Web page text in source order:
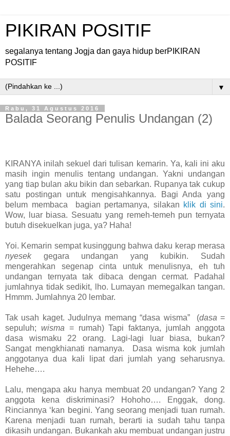
PIKIRAN POSITIF
segalanya tentang Jogja dan gaya hidup berPIKIRAN
POSITIF
▼
Rabu, 31 Agustus 2016
Balada Seorang Penulis Undangan (2)
KIRANYA inilah sekuel dari tulisan kemarin. Ya, kali ini aku
masih ingin menulis tentang undangan. Yakni undangan
yang tiap bulan aku bikin dan sebarkan. Rupanya tak cukup
satu postingan untuk mengisahkannya. Bagi Anda yang
belum membaca
bagian pertamanya, silakan klik di sini.
Wow, luar biasa. Sesuatu yang remeh-temeh pun ternyata
butuh disekuelkan juga, ya? Haha!
Yoi. Kemarin sempat kusinggung bahwa daku kerap merasa
nyesekgegara undangan yang kubikin. Sudah
mengerahkan segenap cinta untuk menulisnya, eh tuh
undangan ternyata tak dibaca dengan cermat. Padahal
jumlahnya tidak sedikit, lho. Lumayan memegalkan tangan.
Hmmm. Jumlahnya 20 lembar.
Tak usah kaget. Judulnya memang “dasa wisma” (dasa =
sepuluh; wisma = rumah) Tapi faktanya, jumlah anggota
dasa wismaku 22 orang. Lagi-lagi luar biasa, bukan?
Sangat mengkhianati namanya.
Dasa wisma kok jumlah
anggotanya dua kali lipat dari jumlah yang seharusnya.
Hehehe….
Lalu, mengapa aku hanya membuat 20 undangan? Yang 2
anggota kena diskriminasi? Hohoho…. Enggak, dong.
Rinciannya ‘kan begini. Yang seorang menjadi tuan rumah.
Karena menjadi tuan rumah, berarti ia sudah tahu tanpa
dikasih undangan. Bukankah aku membuat undangan justru